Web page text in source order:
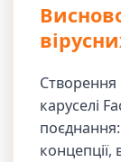
Створення
каруселі
поєднання: